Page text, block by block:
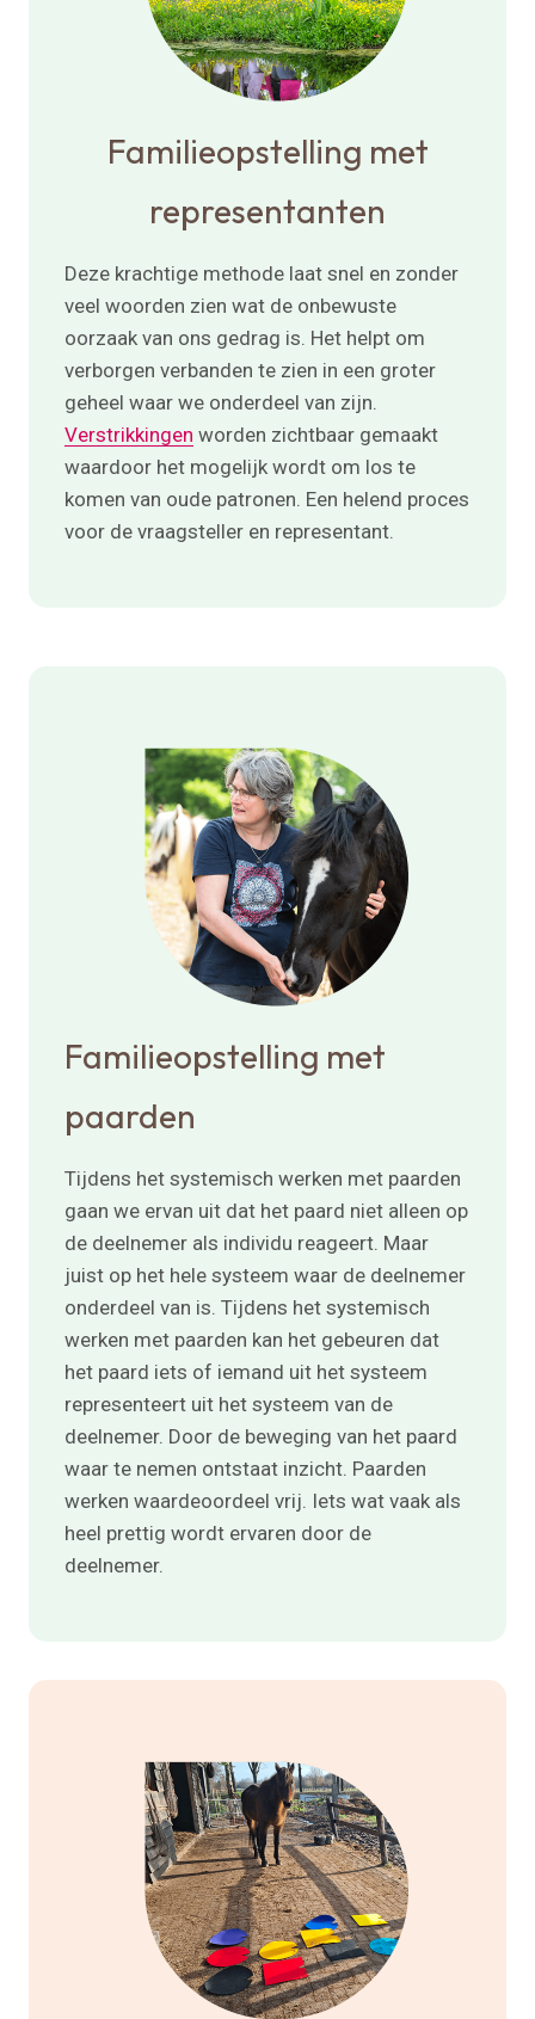
Familieopstelling met
representanten
Deze krachtige methode laat snel en zonder
veel woorden zien wat de onbewuste
oorzaak van ons gedrag is. Het helpt om
verborgen verbanden te zien in een groter
geheel waar we onderdeel van zijn.
Verstrikkingen worden zichtbaar gemaakt
waardoor het mogelijk wordt om los te
komen van oude patronen. Een helend proces
voor de vraagsteller en representant.
Familieopstelling met
paarden
Tijdens het systemisch werken met paarden
gaan we ervan uit dat het paard niet alleen op
de deelnemer als individu reageert. Maar
juist op het hele systeem waar de deelnemer
onderdeel van is. Tijdens het systemisch
werken met paarden kan het gebeuren dat
het paard iets of iemand uit het systeem
representeert uit het systeem van de
deelnemer. Door de beweging van het paard
waar te nemen ontstaat inzicht. Paarden
werken waardeoordeel vrij. Iets wat vaak als
heel prettig wordt ervaren door de
deelnemer.